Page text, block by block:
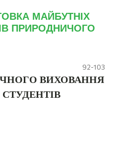
МАЙБУТНІХ
ПРИРОДНИЧОГО
92-103
ВИХОВАННЯ